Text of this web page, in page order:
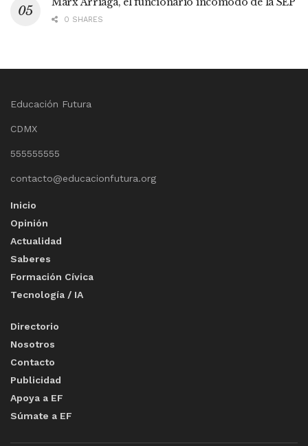
0 SHARES
Educación Futura
CDMX
555555555
contacto@educacionfutura.org
Inicio
Opinión
Actualidad
Saberes
Formación Cívica
Tecnología / IA
Directorio
Nosotros
Contacto
Publicidad
Apoya a EF
Súmate a EF